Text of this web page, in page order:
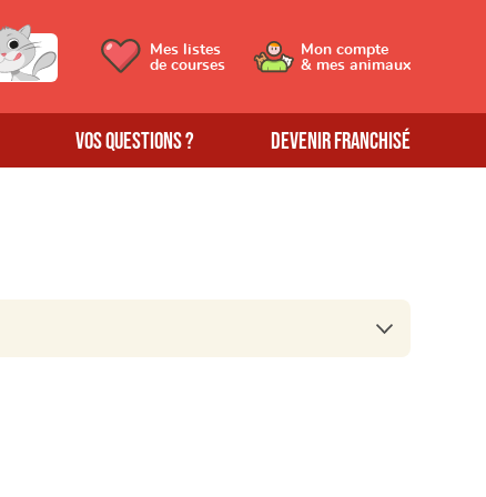
Vos questions ? Devenir franchisé
Mes listes
de courses
Mon compte
& mes animaux